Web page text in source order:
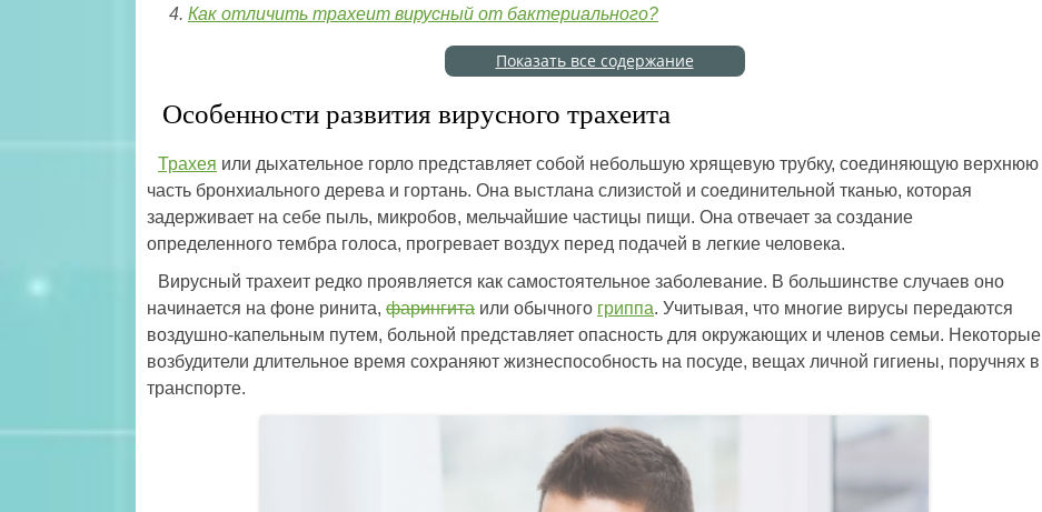
Как отличить трахеит вирусный от бактериального?
Показать все содержание
Особенности развития вирусного трахеита
Трахея или дыхательное горло представляет собой небольшую хрящевую трубку, соединяющую верхнюю
часть бронхиального дерева и гортань. Она выстлана слизистой и соединительной тканью, которая
задерживает на себе пыль, микробов, мельчайшие частицы пищи. Она отвечает за создание
определенного тембра голоса, прогревает воздух перед подачей в легкие человека.
Вирусный трахеит редко проявляется как самостоятельное заболевание. В большинстве случаев оно
начинается на фоне ринита, фарингита или обычного гриппа. Учитывая, что многие вирусы передаются
воздушно-капельным путем, больной представляет опасность для окружающих и членов семьи. Некоторые
возбудители длительное время сохраняют жизнеспособность на посуде, вещах личной гигиены, поручнях в
транспорте.